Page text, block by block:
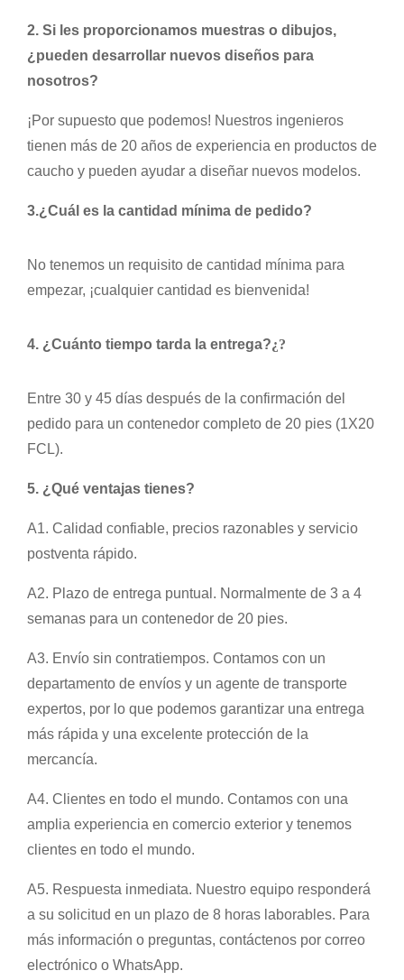
2. Si les proporcionamos muestras o dibujos,
¿pueden desarrollar nuevos diseños para
nosotros?
¡Por supuesto que podemos! Nuestros ingenieros
tienen más de 20 años de experiencia en productos de
caucho y pueden ayudar a diseñar nuevos modelos.
3.¿Cuál es la cantidad mínima de pedido?
No tenemos un requisito de cantidad mínima para
empezar, ¡cualquier cantidad es bienvenida!
4. ¿Cuánto tiempo tarda la entrega?¿?
Entre 30 y 45 días después de la confirmación del
pedido para un contenedor completo de 20 pies (1X20
FCL).
5. ¿Qué ventajas tienes?
A1. Calidad confiable, precios razonables y servicio
postventa rápido.
A2. Plazo de entrega puntual. Normalmente de 3 a 4
semanas para un contenedor de 20 pies.
A3. Envío sin contratiempos. Contamos con un
departamento de envíos y un agente de transporte
expertos, por lo que podemos garantizar una entrega
más rápida y una excelente protección de la
mercancía.
A4. Clientes en todo el mundo. Contamos con una
amplia experiencia en comercio exterior y tenemos
clientes en todo el mundo.
A5. Respuesta inmediata. Nuestro equipo responderá
a su solicitud en un plazo de 8 horas laborables. Para
más información o preguntas, contáctenos por correo
electrónico o WhatsApp.